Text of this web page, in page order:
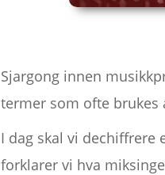
Sjargong innen
termer som ofte brukes
I dag skal vi dechiffrere
forklarer vi hva